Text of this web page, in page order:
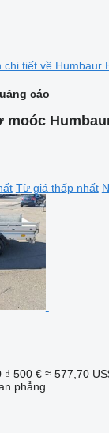
chi tiết về Humbaur
cáo
moóc
Từ giá thấp nhất
₫ 500 € ≈ 577,70
phẳng